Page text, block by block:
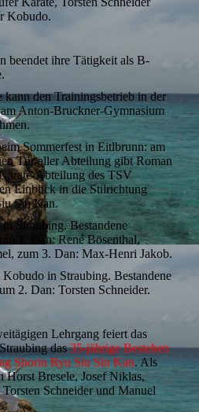
Kobudo.
beendet ihre Tätigkeit als B-
kann den Trainingsbetrieb in der
Anton-Bruckner-Gymnasium
Sommerfest in Eitlbrunn: am
Tür aller Abteilung gibt Roman
Abteilung des TSV
Einblick in die Stilrichtung
Sin Kan.
Straubing. Bestandene
1. Dan: René Bösenthal,
zum 3. Dan: Max-Henri Jakob.
in Straubing. Bestandene
2. Dan: Torsten Schneider.
Lehrgang feiert das
das35-jährige Bestehen
Shorin Ryu Siu Sin Kan. Als
Horst Bresele, Josef Niklas,
Schneider und Manuel